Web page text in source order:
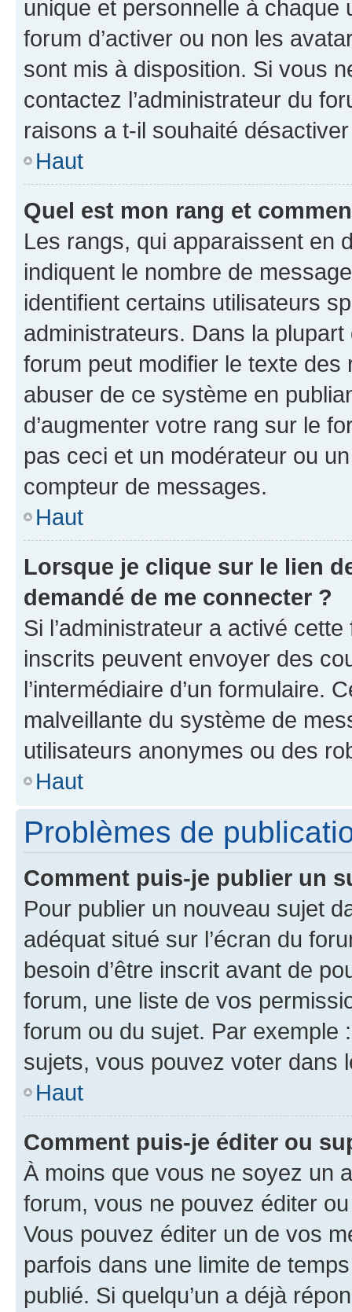
unique et personnelle à chaque
forum d’activer ou non les
sont mis à disposition. Si vous
contactez l’administrateur du
raisons a t-il souhaité
Haut
Quel est mon rang et
Les rangs, qui apparaissent en
indiquent le nombre de
identifient certains utilisateurs
administrateurs. Dans la
forum peut modifier le texte
abuser de ce système en
d’augmenter votre rang sur le
pas ceci et un modérateur ou
compteur de messages.
Haut
Lorsque je clique sur le lien
demandé de me connecter ?
Si l’administrateur a activé
inscrits peuvent envoyer des
l’intermédiaire d’un formulaire.
malveillante du système de
utilisateurs anonymes ou des
Haut
Problèmes de
Comment puis-je publier un
Pour publier un nouveau sujet
adéquat situé sur l’écran du
besoin d’être inscrit avant de
forum, une liste de vos
forum ou du sujet. Par exemple
sujets, vous pouvez voter dans
Haut
Comment puis-je éditer ou
À moins que vous ne soyez un
forum, vous ne pouvez éditer
Vous pouvez éditer un de vos
parfois dans une limite de
publié. Si quelqu’un a déjà